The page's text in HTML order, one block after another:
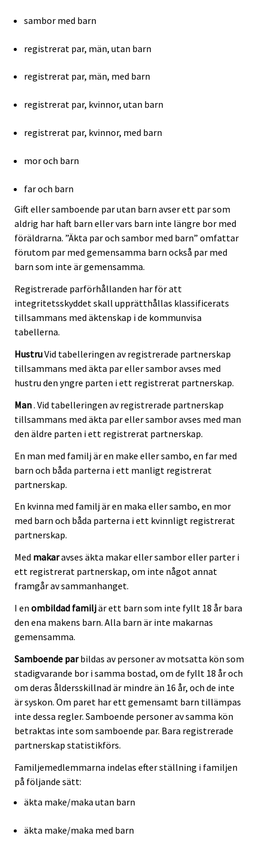
sambor med barn
registrerat par, män, utan barn
registrerat par, män, med barn
registrerat par, kvinnor, utan barn
registrerat par, kvinnor, med barn
mor och barn
far och barn
Gift eller samboende par utan barn avser ett par som
aldrig har haft barn eller vars barn inte längre bor med
föräldrarna. ”Äkta par och sambor med barn” omfattar
förutom par med gemensamma barn också par med
barn som inte är gemensamma.
Registrerade parförhållanden har för att
integritetsskyddet skall upprätthållas klassificerats
tillsammans med äktenskap i de kommunvisa
tabellerna.
HustruVid tabelleringen av registrerade partnerskap
tillsammans med äkta par eller sambor avses med
hustru den yngre parten i ett registrerat partnerskap.
Man. Vid tabelleringen av registrerade partnerskap
tillsammans med äkta par eller sambor avses med man
den äldre parten i ett registrerat partnerskap.
En man med familj är en make eller sambo, en far med
barn och båda parterna i ett manligt registrerat
partnerskap.
En kvinna med familj är en maka eller sambo, en mor
med barn och båda parterna i ett kvinnligt registrerat
partnerskap.
Med makaravses äkta makar eller sambor eller parter i
ett registrerat partnerskap, om inte något annat
framgår av sammanhanget.
I en ombildad familjär ett barn som inte fyllt 18 år bara
den ena makens barn. Alla barn är inte makarnas
gemensamma.
Samboende parbildas av personer av motsatta kön som
stadigvarande bor i samma bostad, om de fyllt 18 år och
om deras åldersskillnad är mindre än 16 år, och de inte
är syskon. Om paret har ett gemensamt barn tillämpas
inte dessa regler. Samboende personer av samma kön
betraktas inte som samboende par. Bara registrerade
partnerskap statistikförs.
Familjemedlemmarna indelas efter ställning i familjen
på följande sätt:
äkta make/maka utan barn
äkta make/maka med barn